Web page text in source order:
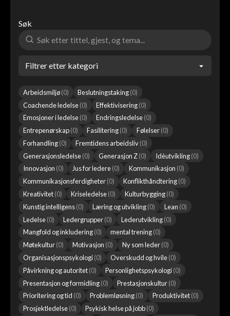
Søk
Filtrer etter kategori
Arbeidsmiljø(0) Beslutningstaking(0)
Coachende ledelse(0) Effektivisering(0)
Emosjoner i ledelse(0) Endringsledelse(0)
Entrepenørskap(0) Fasilitering(0) Følelser(0)
Forhandling(0) Fremtidens arbeidsliv(0)
Generasjonsledelse(0) Generasjon Z(0) Idèutvikling(0)
Innovasjon (0) Jus for ledere(0) Kommunikasjon (0)
Kommunikasjonsferdigheter(0) Konflikthåndtering(0)
Kreativitet(0) Kriseledelse(0) Kulturbygging(0)
Kunstig intelligens(0) Læring og utvikling(0) Lean (0)
Ledelse(0) Ledergrupper(0) Lederutvikling(0)
Mangfold og inkludering(0) mental trening(0)
Møtekultur(0) Motivasjon (0) Ny som leder(0)
Organisasjonspsykologi(0) Overskudd og hvile(0)
Påvirkning og autoritet(0) Personlighetspsykologi(0)
Presentasjon og formidling(0) Prestasjonskultur(0)
Prioritering og tid (0) Problemløsning(0) Produktivitet(0)
Prosjektledelse(0) Psykisk helse på jobb(0)